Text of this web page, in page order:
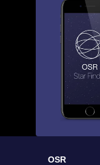
OSR